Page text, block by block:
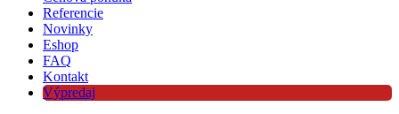
Referencie
Novinky
Eshop
FAQ
Kontakt
Výpredaj